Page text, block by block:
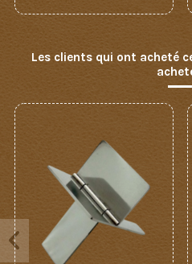
Les clients qui ont acheté